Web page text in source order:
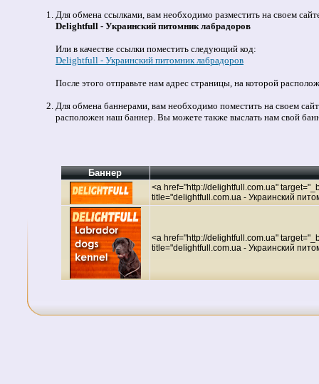
Для обмена ссылками, вам необходимо разместить на своем
Delightfull - Украинский питомник лабрадоров
Или в качестве ссылки поместить следующий код:
Delightfull - Украинский питомник лабрадоров
После этого отправьте нам адрес страницы, на которой
Для обмена баннерами, вам необходимо поместить на своем
расположен наш баннер. Вы можете также выслать нам свой
Баннер
<a href="http://delightfull.com.ua"
title="delightfull.com.ua - Украинский
<a href="http://delightfull.com.ua"
title="delightfull.com.ua - Украинский